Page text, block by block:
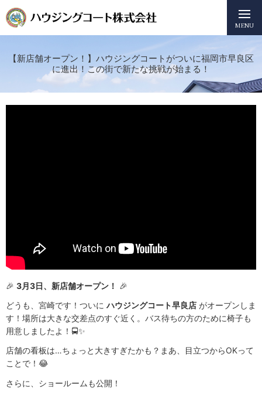
MENU
【新店舗オープン！】ハウジングコートがついに福岡市早良区
に進出！この街で新たな挑戦が始まる！
🎉 3月3日、新店舗オープン！ 🎉
どうも、宮崎です！ついにハウジングコート早良店 がオープンしま
す！場所は大きな交差点のすぐ近く。バス待ちの方のために椅子も
用意しましたよ！🚍✨
店舗の看板は…ちょっと大きすぎたかも？まあ、目立つからOKって
ことで！😂
さらに、ショールームも公開！